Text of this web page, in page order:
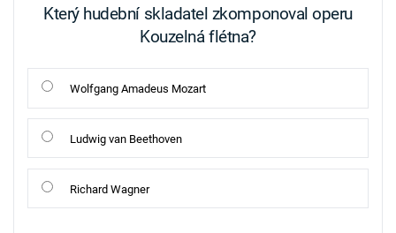
Který hudební skladatel zkomponoval operu
Kouzelná flétna?
Wolfgang Amadeus Mozart
Ludwig van Beethoven
Richard Wagner